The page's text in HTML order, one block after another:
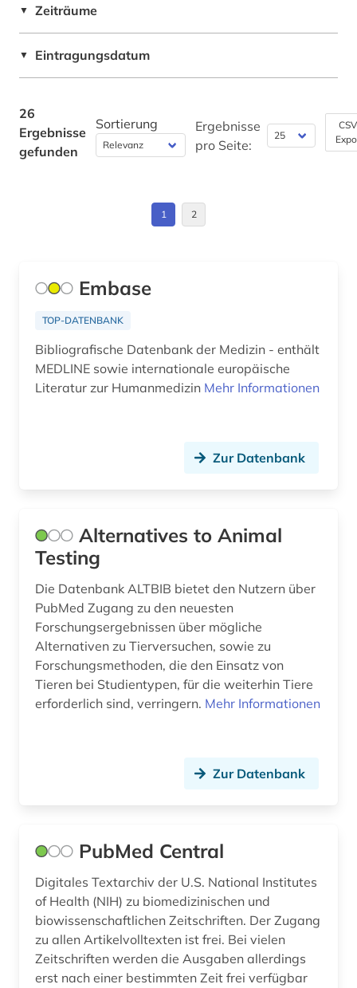
▼ Zeiträume
▼ Eintragungsdatum
26
Ergebnisse
gefunden
Sortierung
Ergebnisse
pro Seite:
1 2
Embase
TOP-DATENBANK
Bibliografische Datenbank der Medizin - enthält
MEDLINE sowie internationale europäische
Literatur zur Humanmedizin Mehr Informationen
Zur Datenbank
Alternatives to Animal
Testing
Die Datenbank ALTBIB bietet den Nutzern über
PubMed Zugang zu den neuesten
Forschungsergebnissen über mögliche
Alternativen zu Tierversuchen, sowie zu
Forschungsmethoden, die den Einsatz von
Tieren bei Studientypen, für die weiterhin Tiere
erforderlich sind, verringern. Mehr Informationen
Zur Datenbank
PubMed Central
Digitales Textarchiv der U.S. National Institutes
of Health (NIH) zu biomedizinischen und
biowissenschaftlichen Zeitschriften. Der Zugang
zu allen Artikelvolltexten ist frei. Bei vielen
Zeitschriften werden die Ausgaben allerdings
erst nach einer bestimmten Zeit frei verfügbar